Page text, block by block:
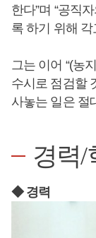
한다”며 “공직
록 하기 위해
그는 이어 “(농
수시로 점검할
사놓는 일은 절
경력/
◆ 경력